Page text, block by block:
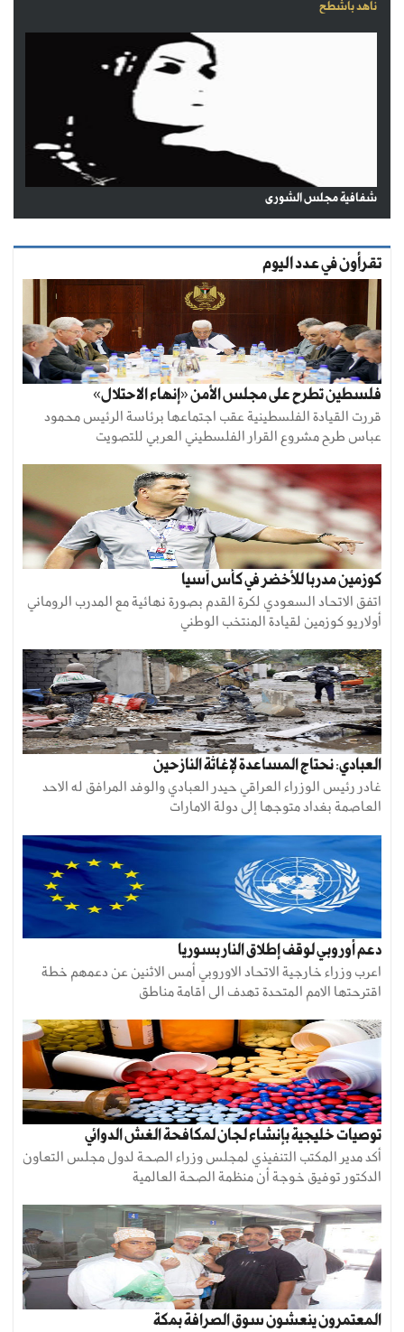
ناهد باشطح
شفافية مجلس الشورى
تقرأون في عدد اليوم
فلسطين تطرح على مجلس الأمن «إنهاء الاحتلال»
قررت القيادة الفلسطينية عقب اجتماعها برئاسة الرئيس محمود
عباس طرح مشروع القرار الفلسطيني العربي للتصويت
كوزمين مدربا للأخضر في كأس آسيا
اتفق الاتحاد السعودي لكرة القدم بصورة نهائية مع المدرب الروماني
أولاريو كوزمين لقيادة المنتخب الوطني
العبادي: نحتاج المساعدة لإغاثة النازحين
غادر رئيس الوزراء العراقي حيدر العبادي والوفد المرافق له الاحد
العاصمة بغداد متوجها إلى دولة الامارات
دعم أوروبي لوقف إطلاق النار بسوريا
اعرب وزراء خارجية الاتحاد الاوروبي أمس الاثنين عن دعمهم خطة
اقترحتها الامم المتحدة تهدف الى اقامة مناطق
توصيات خليجية بإنشاء لجان لمكافحة الغش الدوائي
أكد مدير المكتب التنفيذي لمجلس وزراء الصحة لدول مجلس التعاون
الدكتور توفيق خوجة أن منظمة الصحة العالمية
المعتمرون ينعشون سوق الصرافة بمكة